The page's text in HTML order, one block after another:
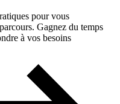
pour vous
Gagnez du temps
à vos besoins